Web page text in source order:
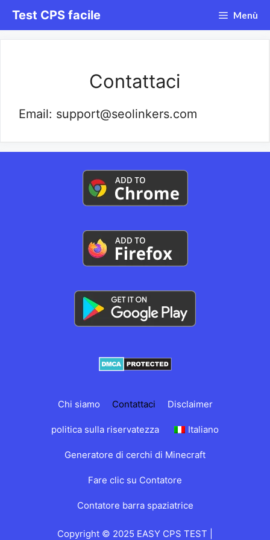
Vai
al
Test CPS facile Menù
Contattaci
Email: support@seolinkers.com
Chi siamo Contattaci Disclaimer
politica sulla riservatezza Italiano
Generatore di cerchi di Minecraft
Fare clic su Contatore
Contatore barra spaziatrice
Copyright © 2025 EASY CPS TEST |